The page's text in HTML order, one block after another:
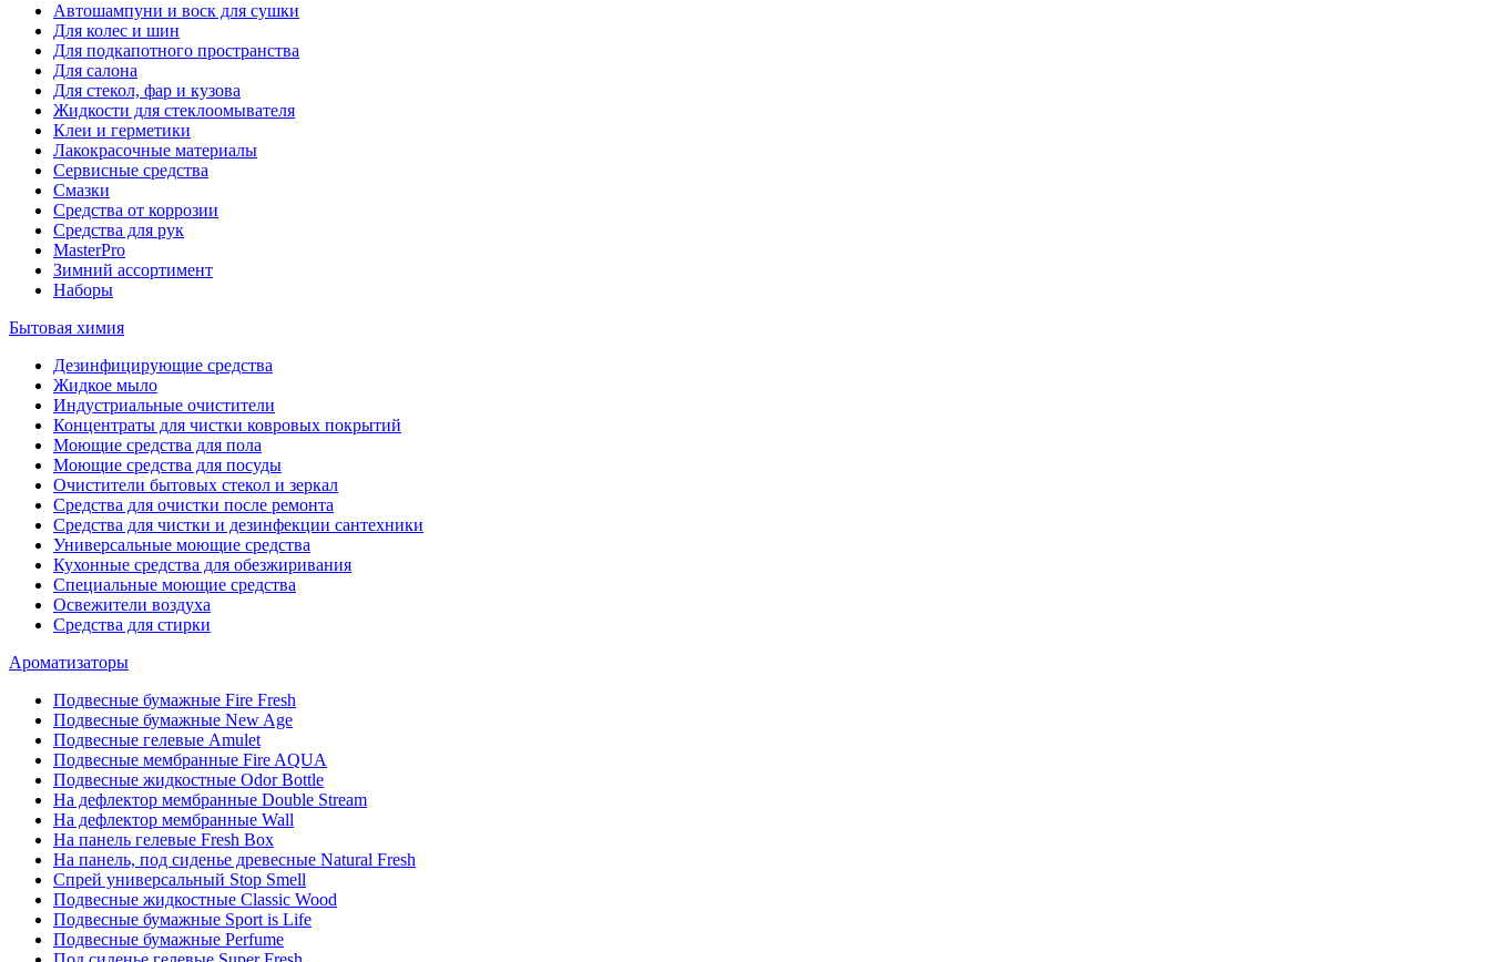
Автошампуни и воск для сушки
Для колес и шин
Для подкапотного пространства
Для салона
Для стекол, фар и кузова
Жидкости для стеклоомывателя
Клеи и герметики
Лакокрасочные материалы
Сервисные средства
Смазки
Средства от коррозии
Средства для рук
MasterPro
Зимний ассортимент
Наборы
Бытовая химия
Дезинфицирующие средства
Жидкое мыло
Индустриальные очистители
Концентраты для чистки ковровых покрытий
Моющие средства для пола
Моющие средства для посуды
Очистители бытовых стекол и зеркал
Средства для очистки после ремонта
Средства для чистки и дезинфекции сантехники
Универсальные моющие средства
Кухонные средства для обезжиривания
Специальные моющие средства
Освежители воздуха
Средства для стирки
Ароматизаторы
Подвесные бумажные Fire Fresh
Подвесные бумажные New Age
Подвесные гелевые Amulet
Подвесные мембранные Fire AQUA
Подвесные жидкостные Odor Bottle
На дефлектор мембранные Double Stream
На дефлектор мембранные Wall
На панель гелевые Fresh Box
На панель, под сиденье древесные Natural Fresh
Спрей универсальный Stop Smell
Подвесные жидкостные Classic Wood
Подвесные бумажные Sport is Life
Подвесные бумажные Perfume